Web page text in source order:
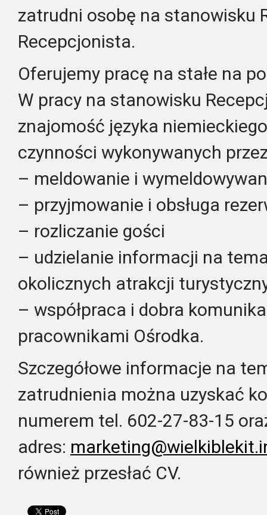
zatrudni osobę na stanowisku
Recepcjonista.
Oferujemy pracę na stałe na
W pracy na stanowisku
znajomość języka
czynności wykonywanych
– meldowanie i
– przyjmowanie i obsługa
– rozliczanie gości
– udzielanie informacji na
okolicznych atrakcji
– współpraca i dobra
pracownikami Ośrodka.
Szczegółowe informacje na
zatrudnienia można uzyskać
numerem tel. 602-27-83-15
adres:
również przesłać CV.